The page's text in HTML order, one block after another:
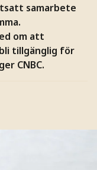
samarbete
om att
tillgänglig för
CNBC.